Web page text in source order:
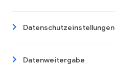
Datenschutzeinstellungen
Datenweitergabe